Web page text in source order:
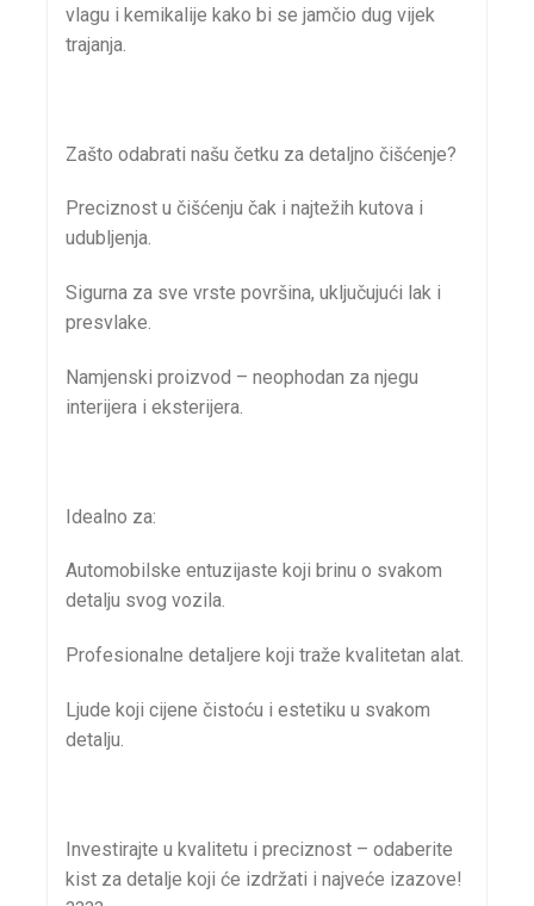
vlagu i kemikalije kako bi se jamčio dug vijek
trajanja.
Zašto odabrati našu četku za detaljno čišćenje?
Preciznost u čišćenju čak i najtežih kutova i
udubljenja.
Sigurna za sve vrste površina, uključujući lak i
presvlake.
Namjenski proizvod – neophodan za njegu
interijera i eksterijera.
Idealno za:
Automobilske entuzijaste koji brinu o svakom
detalju svog vozila.
Profesionalne detaljere koji traže kvalitetan alat.
Ljude koji cijene čistoću i estetiku u svakom
detalju.
Investirajte u kvalitetu i preciznost – odaberite
kist za detalje koji će izdržati i najveće izazove!